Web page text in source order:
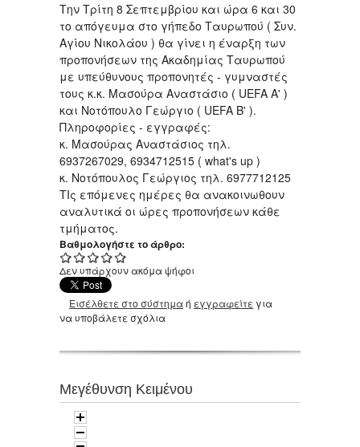
Την Τρίτη 8 Σεπτεμβρίου και ώρα 6 και 30
το απόγευμα στο γήπεδο Ταυρωπού ( Συν.
Αγίου Νικολάου ) θα γίνει η έναρξη των
προπονήσεων της Ακαδημίας Ταυρωπού
με υπεύθυνους προπονητές - γυμναστές
τους κ.κ. Μασούρα Αναστάσιο ( UEFA A' )
και Νοτόπουλο Γεώργιο ( UEFA B' ).
Πληροφορίες - εγγραφές:
κ. Μασούρας Αναστάσιος τηλ.
6937267029, 6934712515 ( what's up )
κ. Νοτόπουλος Γεώργιος τηλ. 6977712125
ΤΙς επόμενες ημέρες θα ανακοινωθουν
αναλυτικά οι ώρες προπονήσεων κάθε
τμήματος.
Βαθμολογήστε το άρθρο:
Δεν υπάρχουν ακόμα ψήφοι
Εισέλθετε στο σύστημαή εγγραφείτε για
να υποβάλετε σχόλια
Μεγέθυνση Κειμένου